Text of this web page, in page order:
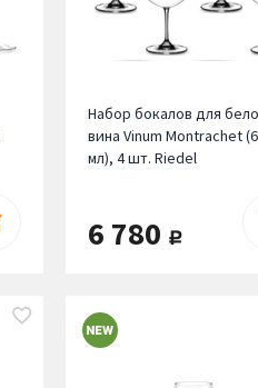
Набор бокалов для
вина Vinum Montrachet
мл), 4 шт. Riedel
6 780 руб.